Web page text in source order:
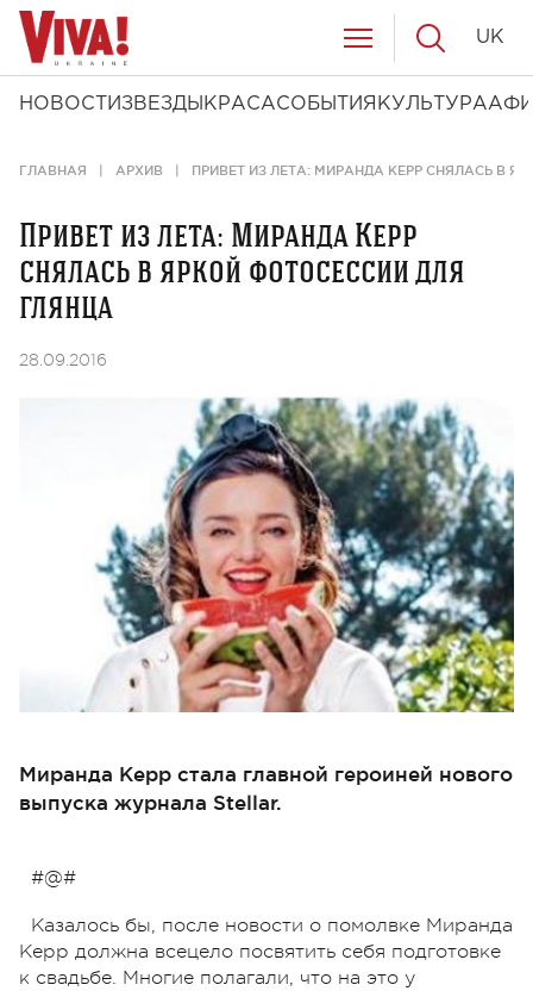
НОВОСТИ ЗВЕЗДЫ КРАСАСОБЫТИЯ КУЛЬТУРА
UK
ГЛАВНАЯ АРХИВ ПРИВЕТ ИЗ ЛЕТА: МИРАНДА КЕРР СНЯЛАСЬ В
Привет из лета: Миранда Керр
снялась в яркой фотосессии для
глянца
28.09.2016
Миранда Керр стала главной героиней нового
выпуска журнала Stellar.
#@#
Казалось бы, после новости о помолвке Миранда
Керр должна всецело посвятить себя подготовке
к свадьбе. Многие полагали, что на это у